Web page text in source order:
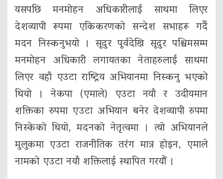
यसपछि मनमोहन अधिकारीलाई साथमा लिएर
देशव्यापी रूपमा एकिकरणको सन्देश सभाहरू गर्दै
मदन निस्कनुभयो । सूदुर पूर्वदेखि सूदुर पश्चिमसम्म
मनमोहन अधिकारी लगायतका नेताहरुलाई साथमा
लिएर वहाँ एउटा राष्ट्रिय अभियानमा निस्कनु भएको
थियो । नेकपा (एमाले) एउटा नयाँ र उदीयमान
शक्तिका रुपमा एउटा अभियान बनेर देशव्यापी रुपमा
निस्केको थियो, मदनको नेतृत्वमा । त्यो अभियानले
मुलुकमा एउटा राजनीतिक तरंग मात्र होइन, एमाले
नामको एउटा नयाँ शक्तिलाई स्थापित गरयौं ।